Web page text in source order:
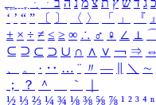
ִֶֹ ֻּ ׁׂ כ ג ד ש ץ ת צ מ נ ה ב
‘ ’ “ ” 〔 〕 〈 〉 「 」 『 』
± × ÷ ≠ ≤ ≥ ∞ ∴ ♂ ♀ ∠ ⊥
⊆ ⊇ ⊂ ⊃ ∪ ∩ ∧ ∨ ￢ ⇒ ⇔
、
。 · ‥ … ¨ 〃 ― ＼ ∼
；
？ ＾ ｀
½ ⅓ ⅔ ¼ ¾ ⅛ ⅜ ⅝ ⅞ ¹ ² ³ ⁴ ⁿ